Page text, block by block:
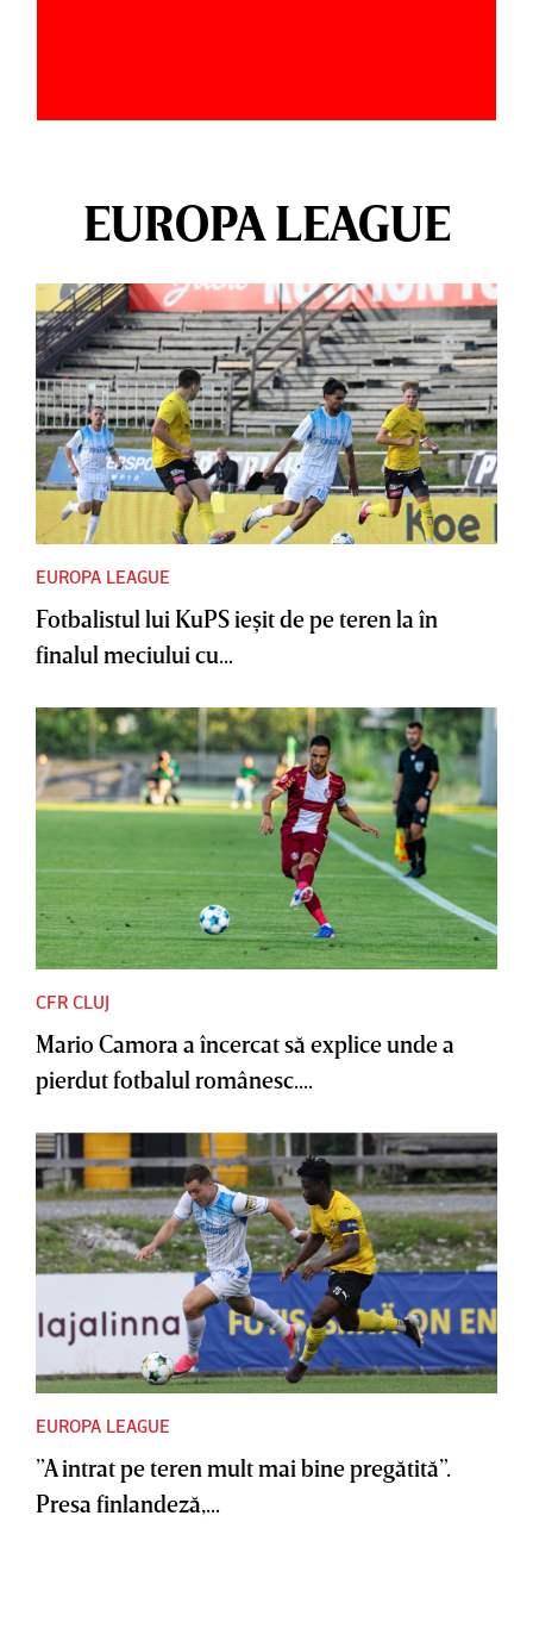
EUROPA LEAGUE
EUROPA LEAGUE
Fotbalistul lui KuPS ieşit de pe teren la în
finalul meciului cu...
CFR CLUJ
Mario Camora a încercat să explice unde a
pierdut fotbalul românesc....
EUROPA LEAGUE
”A intrat pe teren mult mai bine pregătită”.
Presa finlandeză,...